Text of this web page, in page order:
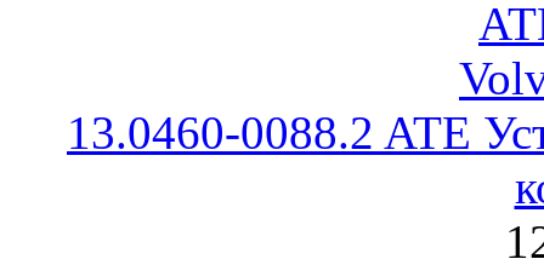
13.0460-0088.2 ATE